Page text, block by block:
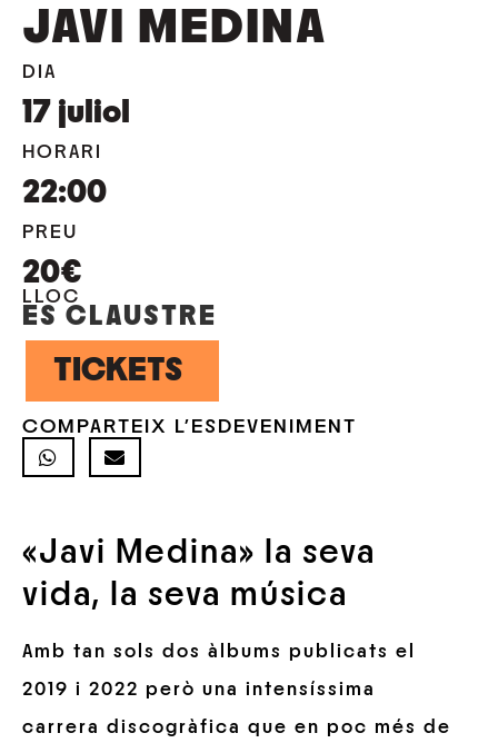
JAVI MEDINA
DIA
17 juliol
HORARI
22:00
PREU
20€
LLOC
ES CLAUSTRE
TICKETS
COMPARTEIX L'ESDEVENIMENT
«Javi Medina» la seva
vida, la seva música
Amb tan sols dos àlbums publicats el
2019 i 2022 però una intensíssima
carrera discogràfica que en poc més de